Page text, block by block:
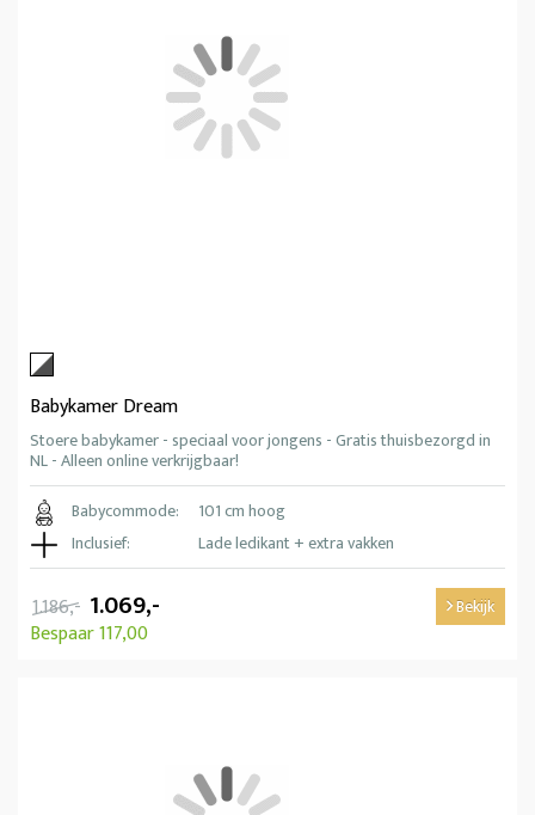
Babykamer Dream
Stoere babykamer - speciaal voor jongens - Gratis thuisbezorgd in
NL - Alleen online verkrijgbaar!
Babycommode:
101 cm hoog
Inclusief:
Lade ledikant + extra vakken
1.186,- 1.069,-
Bespaar 117,00
Bekijk